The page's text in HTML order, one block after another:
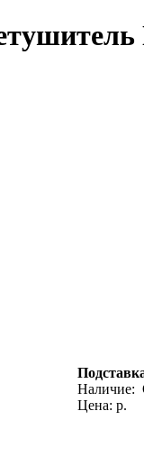
Наличие:
Цена: р.